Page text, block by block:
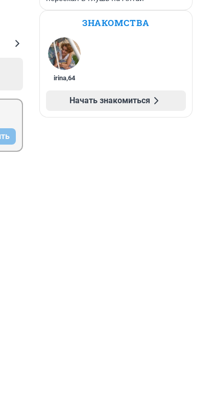
ЗНАКОМСТВА
irina,64
Начать знакомиться